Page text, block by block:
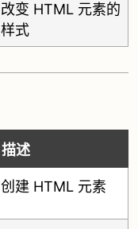
改变 HTML 元素的
样式
描述
创建 HTML 元素